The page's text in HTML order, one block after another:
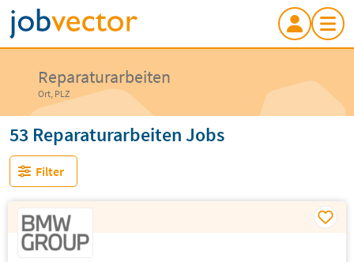
Reparaturarbeiten
Ort, PLZ
53 Reparaturarbeiten Jobs
Filter